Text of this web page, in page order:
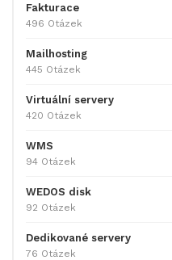
Fakturace
496 Otázek
Mailhosting
445 Otázek
Virtuální servery
420 Otázek
WMS
94 Otázek
WEDOS disk
92 Otázek
Dedikované servery
76 Otázek